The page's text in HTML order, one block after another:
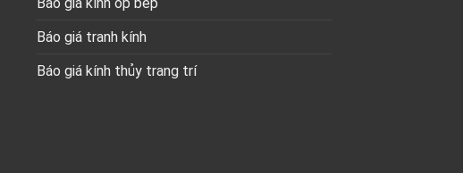
Báo giá tranh kính
Báo giá kính thủy trang trí